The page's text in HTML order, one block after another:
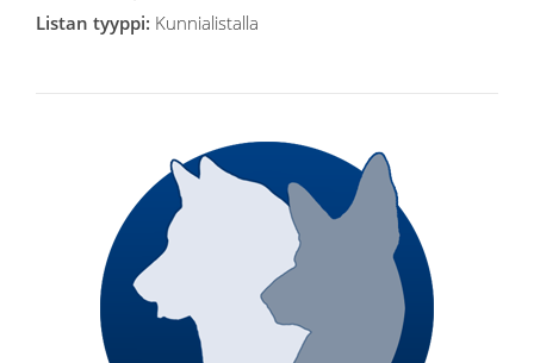
Listan tyyppi: Kunnialistalla